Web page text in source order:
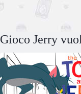
Gioco Jerry